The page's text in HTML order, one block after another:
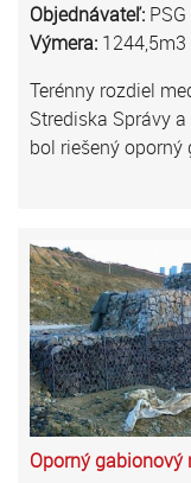
Objednávateľ:
Výmera: 1244,5m3
Terénny rozdiel
Strediska Správy
bol riešený oporný
Oporný gabionový